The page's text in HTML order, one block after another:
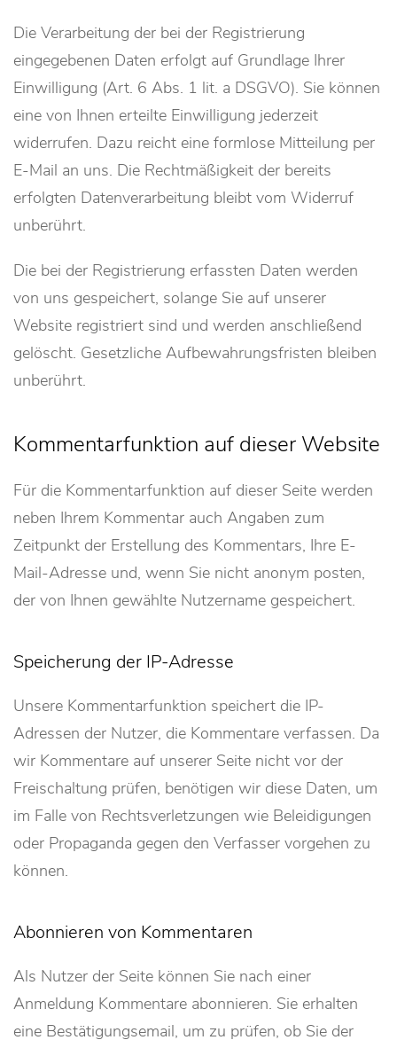
Die Verarbeitung der bei der Registrierung
eingegebenen Daten erfolgt auf Grundlage Ihrer
Einwilligung (Art. 6 Abs. 1 lit. a DSGVO). Sie können
eine von Ihnen erteilte Einwilligung jederzeit
widerrufen. Dazu reicht eine formlose Mitteilung per
E-Mail an uns. Die Rechtmäßigkeit der bereits
erfolgten Datenverarbeitung bleibt vom Widerruf
unberührt.
Die bei der Registrierung erfassten Daten werden
von uns gespeichert, solange Sie auf unserer
Website registriert sind und werden anschließend
gelöscht. Gesetzliche Aufbewahrungsfristen bleiben
unberührt.
Kommentarfunktion auf dieser Website
Für die Kommentarfunktion auf dieser Seite werden
neben Ihrem Kommentar auch Angaben zum
Zeitpunkt der Erstellung des Kommentars, Ihre E-
Mail-Adresse und, wenn Sie nicht anonym posten,
der von Ihnen gewählte Nutzername gespeichert.
Speicherung der IP-Adresse
Unsere Kommentarfunktion speichert die IP-
Adressen der Nutzer, die Kommentare verfassen. Da
wir Kommentare auf unserer Seite nicht vor der
Freischaltung prüfen, benötigen wir diese Daten, um
im Falle von Rechtsverletzungen wie Beleidigungen
oder Propaganda gegen den Verfasser vorgehen zu
können.
Abonnieren von Kommentaren
Als Nutzer der Seite können Sie nach einer
Anmeldung Kommentare abonnieren. Sie erhalten
eine Bestätigungsemail, um zu prüfen, ob Sie der